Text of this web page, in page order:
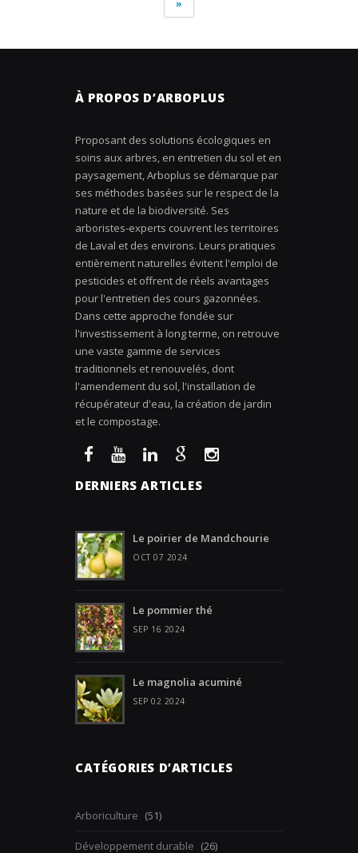
»
À PROPOS D’ARBOPLUS
Proposant des solutions écologiques en
soins aux arbres, en entretien du sol et en
paysagement, Arboplus se démarque par
ses méthodes basées sur le respect de la
nature et de la biodiversité. Ses
arboristes-experts couvrent les territoires
de Laval et des environs. Leurs pratiques
entièrement naturelles évitent l'emploi de
pesticides et offrent de réels avantages
pour l'entretien des cours gazonnées.
Dans cette approche fondée sur
l'investissement à long terme, on retrouve
une vaste gamme de services
traditionnels et renouvelés, dont
l'amendement du sol, l'installation de
récupérateur d'eau, la création de jardin
et le compostage.
DERNIERS ARTICLES
Le poirier de Mandchourie
OCT 07 2024
Le pommier thé
SEP 16 2024
Le magnolia acuminé
SEP 02 2024
CATÉGORIES D’ARTICLES
Arboriculture (51)
Développement durable (26)